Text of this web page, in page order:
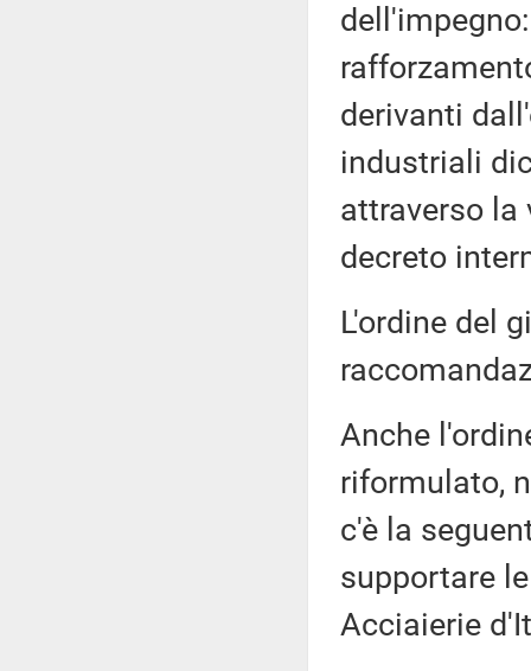
derivanti
industriali
attraverso la
decreto
L'ordine del
Anche
riformulato,
c'è la
supportare
Acciaierie